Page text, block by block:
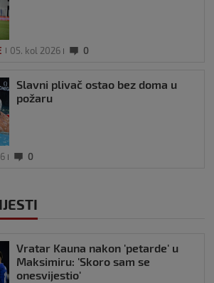
05. kol 2026 0
Slavni plivač ostao bez doma u
požaru
0
Vratar Kauna nakon 'petarde' u
Maksimiru: 'Skoro sam se
onesvijestio'